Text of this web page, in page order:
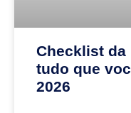
Checklist da
tudo que
2026